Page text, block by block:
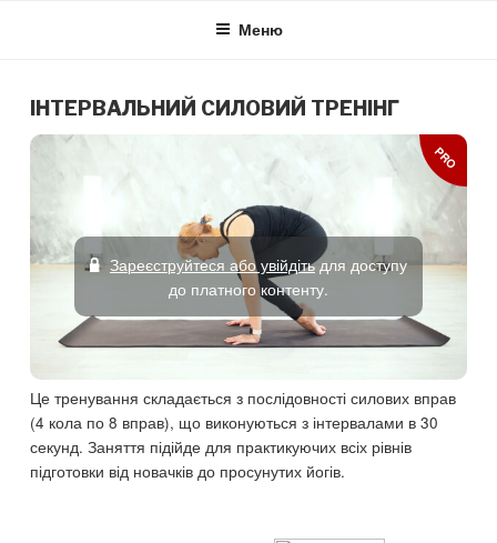
Меню
ІНТЕРВАЛЬНИЙ СИЛОВИЙ ТРЕНІНГ
PRO
Зареєструйтеся або увійдітьдля доступу
до платного контенту.
Це тренування складається з послідовності силових вправ
(4 кола по 8 вправ), що виконуються з інтервалами в 30
секунд. Заняття підійде для практикуючих всіх рівнів
підготовки від новачків до просунутих йогів.